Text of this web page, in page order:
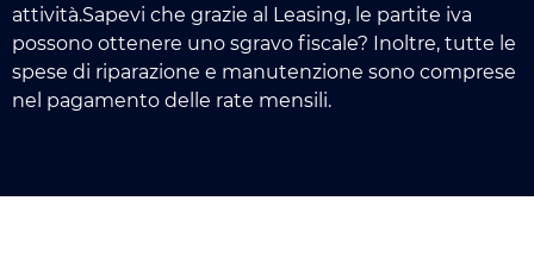
attività.Sapevi che grazie al Leasing, le partite iva
possono ottenere uno sgravo fiscale? Inoltre, tutte le
spese di riparazione e manutenzione sono comprese
nel pagamento delle rate mensili.